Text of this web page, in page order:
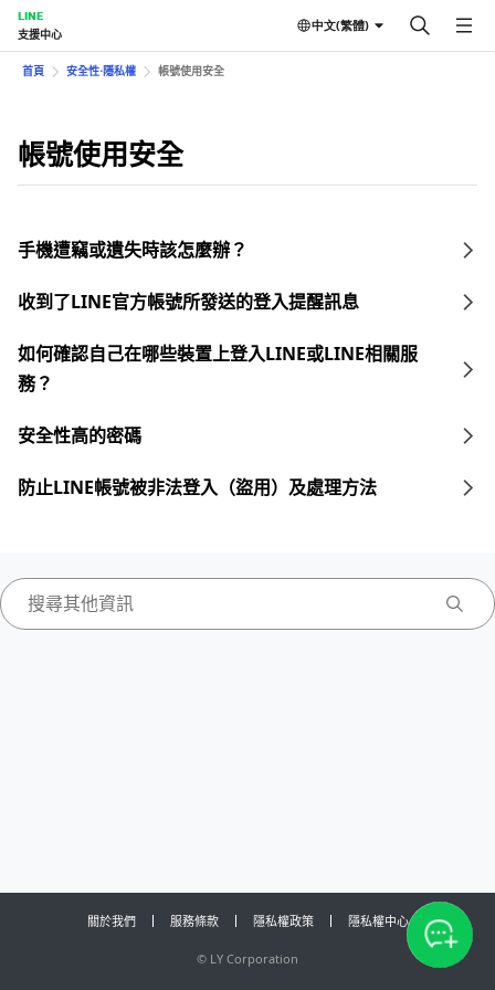
LINE
支援中心
中文(繁體)
首頁 安全性⋅隱私權 帳號使用安全
帳號使用安全
手機遭竊或遺失時該怎麼辦？
收到了LINE官方帳號所發送的登入提醒訊息
如何確認自己在哪些裝置上登入LINE或LINE相關服
務？
安全性高的密碼
防止LINE帳號被非法登入（盜用）及處理方法
關於我們 服務條款 隱私權政策 隱私權中心
© LY Corporation